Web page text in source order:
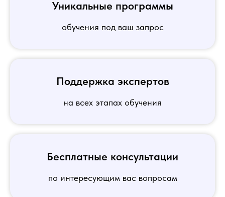
Уникальные программы
обучения под ваш запрос
Поддержка экспертов
на всех этапах обучения
Бесплатные консультации
по интересующим вас вопросам